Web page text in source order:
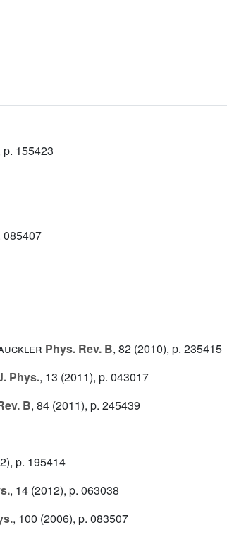
p. 155423
085407
Phys. Rev. B, 82 (2010), p. 235415
Phys., 13 (2011), p. 043017
B, 84 (2011), p. 245439
p. 195414
, 14 (2012), p. 063038
, 100 (2006), p. 083507